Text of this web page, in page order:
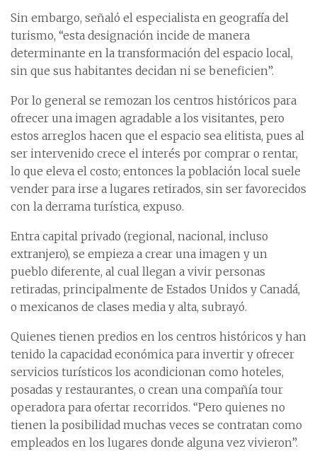
Sin embargo, señaló el especialista en geografía del
turismo, “esta designación incide de manera
determinante en la transformación del espacio local,
sin que sus habitantes decidan ni se beneficien”.
Por lo general se remozan los centros históricos para
ofrecer una imagen agradable a los visitantes, pero
estos arreglos hacen que el espacio sea elitista, pues al
ser intervenido crece el interés por comprar o rentar,
lo que eleva el costo; entonces la población local suele
vender para irse a lugares retirados, sin ser favorecidos
con la derrama turística, expuso.
Entra capital privado (regional, nacional, incluso
extranjero), se empieza a crear una imagen y un
pueblo diferente, al cual llegan a vivir personas
retiradas, principalmente de Estados Unidos y Canadá,
o mexicanos de clases media y alta, subrayó.
Quienes tienen predios en los centros históricos y han
tenido la capacidad económica para invertir y ofrecer
servicios turísticos los acondicionan como hoteles,
posadas y restaurantes, o crean una compañía tour
operadora para ofertar recorridos. “Pero quienes no
tienen la posibilidad muchas veces se contratan como
empleados en los lugares donde alguna vez vivieron”.